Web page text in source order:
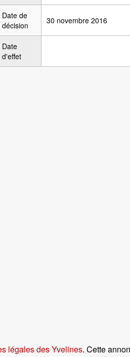
Date de
décision
30 novembre 2016
Date
d'effet
légales des Yvelines. Cette